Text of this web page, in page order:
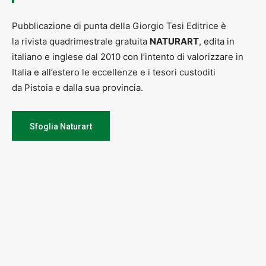
Pubblicazione di punta della Giorgio Tesi Editrice è
la rivista quadrimestrale gratuita NATURART, edita in
italiano e inglese dal 2010 con l’intento di valorizzare in
Italia e all’estero le eccellenze e i tesori custoditi
da Pistoia e dalla sua provincia.
Sfoglia Naturart